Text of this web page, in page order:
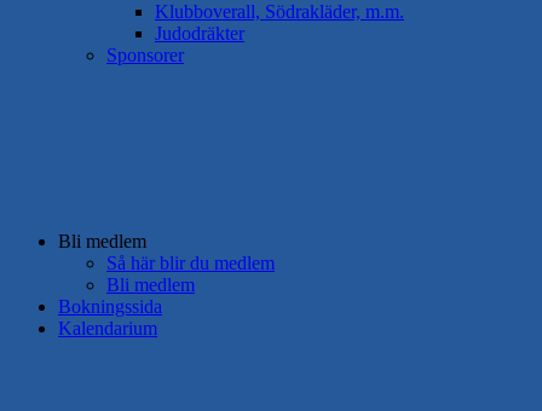
Klubboverall, Södrakläder, m.m.
Judodräkter
Sponsorer
Bli medlem
Så här blir du medlem
Bli medlem
Bokningssida
Kalendarium